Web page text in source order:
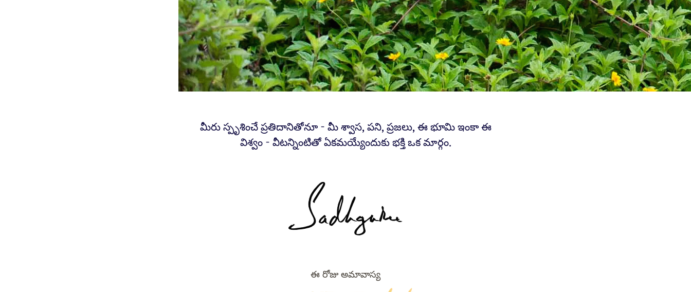
మీరు స్పృశించే ప్రతిదానితోనూ - మీ శ్వాస, పని, ప్రజలు, ఈ భూమి ఇంకా ఈ
విశ్వం - వీటన్నింటితో ఏకమయ్యేందుకు భక్తి ఒక మార్గం.
ఈ రోజు అమావాస్య